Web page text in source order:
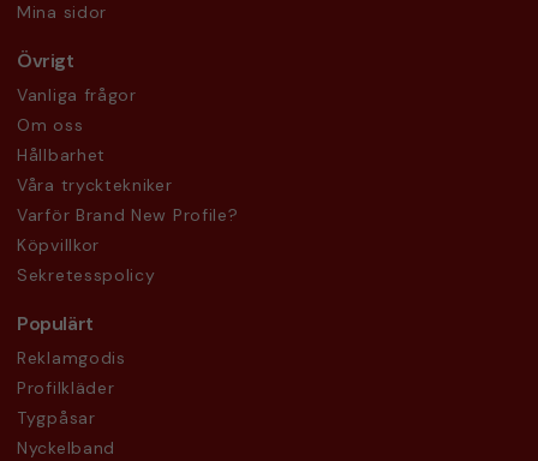
Mina sidor
Övrigt
Vanliga frågor
Om oss
Hållbarhet
Våra trycktekniker
Varför Brand New Profile?
Köpvillkor
Sekretesspolicy
Populärt
Reklamgodis
Profilkläder
Tygpåsar
Nyckelband